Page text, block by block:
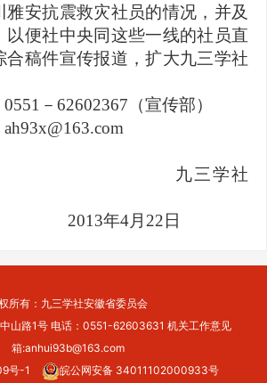
雅安抗震救灾社员的情况，并及
以便社中央同这些一线的社员直
合稿件宣传报道，扩大九三学社
－62602367（宣传部）
九三学社
4月22日
所有：九三学社安徽省委员会
山路1号 电话：0551-62603631 机关工作意见
箱:anhui93b@163.com
号-1
皖公网安备 34011102000933号